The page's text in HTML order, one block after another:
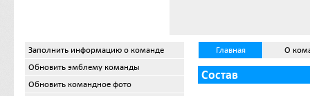
Заполнить информацию о команде
Обновить эмблему команды
Обновить командное фото
Главная О
Состав